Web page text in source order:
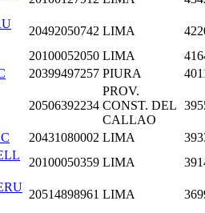
20492050742 LIMA
20100052050 LIMA
20399497257 PIURA
20506392234
PROV.
CONST. DEL
CALLAO
20431080002 LIMA
20100050359 LIMA
20514898961 LIMA